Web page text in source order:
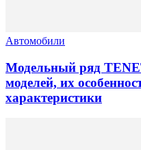
Автомобили
Модельный ряд
моделей, их
характеристики